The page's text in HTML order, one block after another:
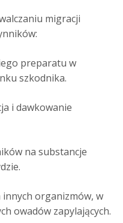
migracji
preparatu w
szkodnika.
i dawkowanie
na substancje
organizmów, w
owadów zapylających.